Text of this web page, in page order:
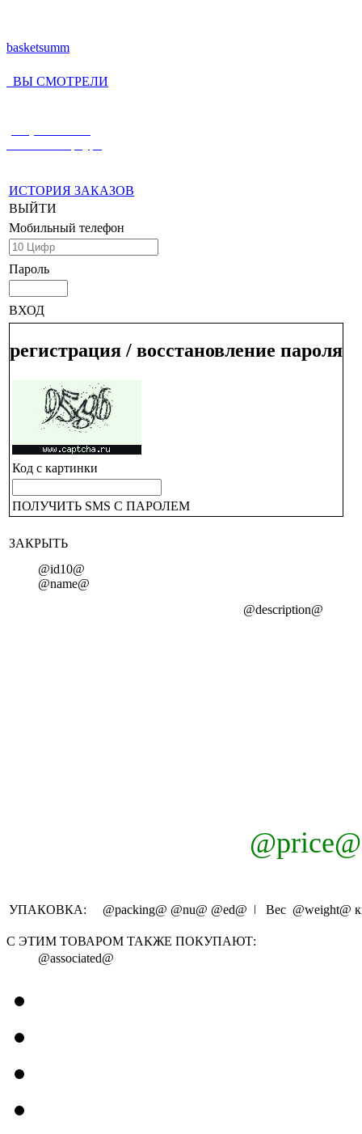
basketsumm
ВЫ СМОТРЕЛИ
ИСТОРИЯ ЗАКАЗОВ
ВЫЙТИ
Мобильный телефон
Пароль
ВХОД
регистрация / восстановление пароля
Код с картинки
ПОЛУЧИТЬ SMS С ПАРОЛЕМ
ЗАКРЫТЬ
@id10@
@name@
@description@
@price@
УПАКОВКА: @packing@ @nu@ @ed@ ǀ Вес @weight@
С ЭТИМ ТОВАРОМ ТАКЖЕ ПОКУПАЮТ:
@associated@